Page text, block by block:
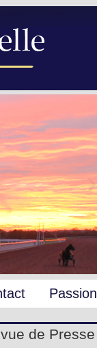
Passion
de Presse